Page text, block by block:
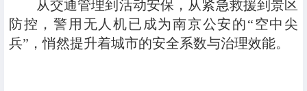
从交通管理到活动安保，从紧急救援到景区
防控，警用无人机已成为南京公安的“空中尖
兵”，悄然提升着城市的安全系数与治理效能。